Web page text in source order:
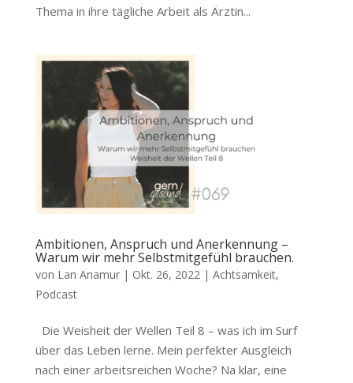
Thema in ihre tägliche Arbeit als Ärztin...
Ambitionen, Anspruch und Anerkennung –
Warum wir mehr Selbstmitgefühl brauchen.
von Lan Anamur| Okt. 26, 2022 | Achtsamkeit,
Podcast
Die Weisheit der Wellen Teil 8 – was ich im Surf
über das Leben lerne. Mein perfekter Ausgleich
nach einer arbeitsreichen Woche? Na klar, eine